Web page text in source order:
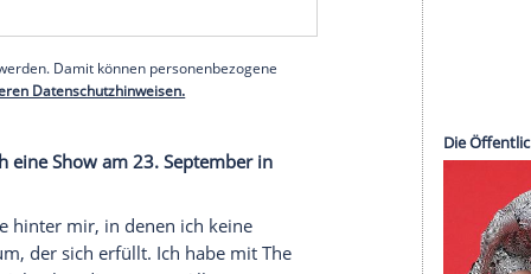
zu veröffentlichen und wieder auf
Energie.Musik
strahlt diese positive
Es ist schön für die Menschen, wenn sie zu
spüren können - und diese
Es hilft dabei, sich verstanden zu fühlen.
ist, dass sie vielleicht geändert werden
die möglich sind. Ich bin zweimal